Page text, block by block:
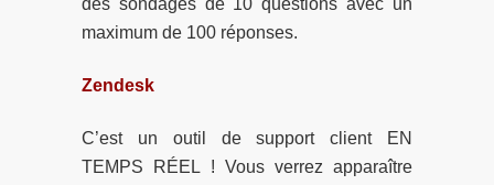
des sondages de 10 questions avec un
maximum de 100 réponses.
Zendesk
C’est un outil de support client EN
TEMPS RÉEL ! Vous verrez apparaître